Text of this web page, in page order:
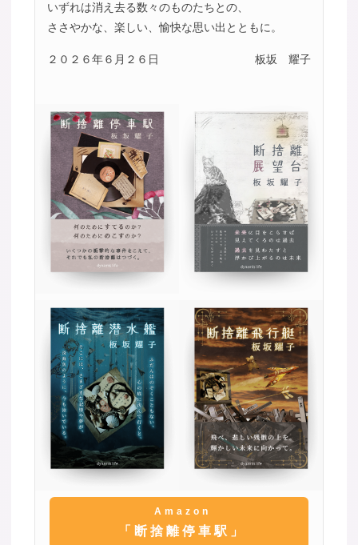
いずれは消え去る数々のものたちとの、
ささやかな、楽しい、愉快な思い出とともに。
２０２６年６月２６日 板坂 耀子
Amazon
「断捨離停車駅」